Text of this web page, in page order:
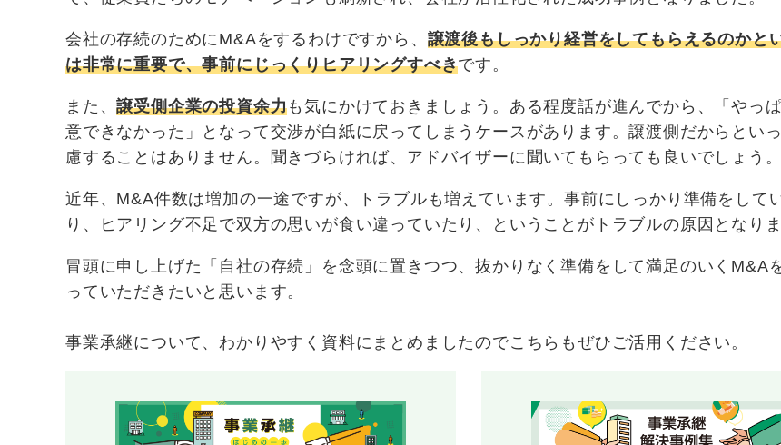
会社の存続のためにM&Aをするわけですから、 譲渡後もしっかり経営をしてもらえるのかと
は非常に重要で、事前にじっくりヒアリングすべきです。
また、譲受側企業の投資余力も気にかけておきましょう。ある程度話が進んでから、「やっ
意できなかった」となって交渉が白紙に戻ってしまうケースがあります。譲渡側だからとい
慮することはありません。聞きづらければ、アドバイザーに聞いてもらっても良いでしょう。
近年、M&A件数は増加の一途ですが、トラブルも増えています。事前にしっかり準備をして
り、ヒアリング不足で双方の思いが食い違っていたり、ということがトラブルの原因となりま
冒頭に申し上げた「自社の存続」を念頭に置きつつ、抜かりなく準備をして満足のいくM&A
っていただきたいと思います。
事業承継について、わかりやすく資料にまとめましたのでこちらもぜひご活用ください。